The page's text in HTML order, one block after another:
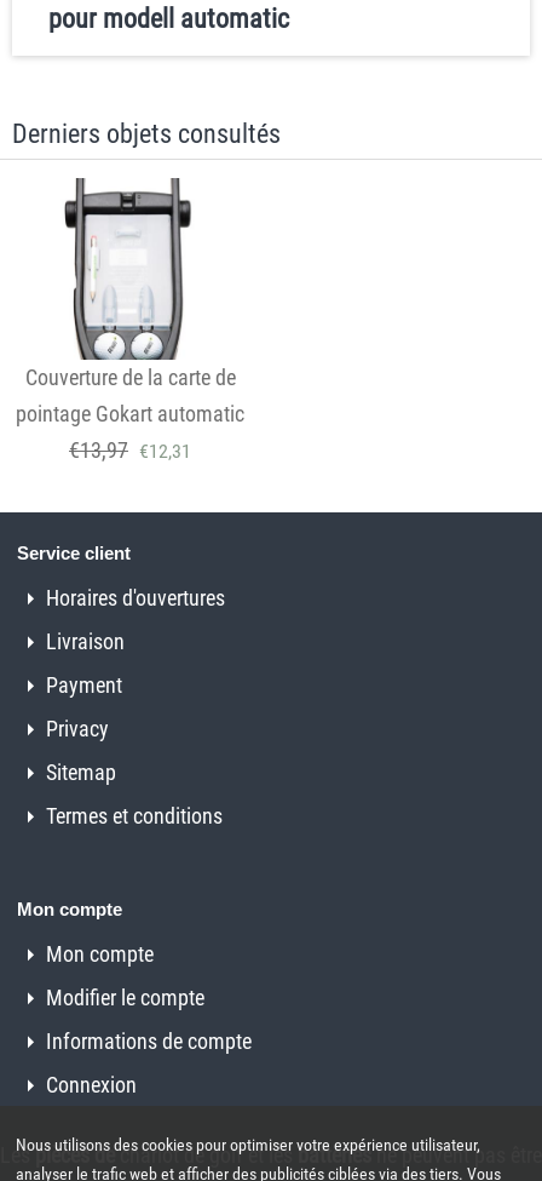
pour modell automatic
Derniers objets consultés
Couverture de la carte de
pointage Gokart automatic
€13,97 €12,31
Service client
Horaires d'ouvertures
Livraison
Payment
Privacy
Sitemap
Termes et conditions
Mon compte
Mon compte
Modifier le compte
Informations de compte
Connexion
Lespièces dechariot de golf et les batteriesne peuvent pas être
Nous utilisons des cookies pour optimiser votre expérience utilisateur,
analyser le trafic web et afficher des publicités ciblées via des tiers. Vous